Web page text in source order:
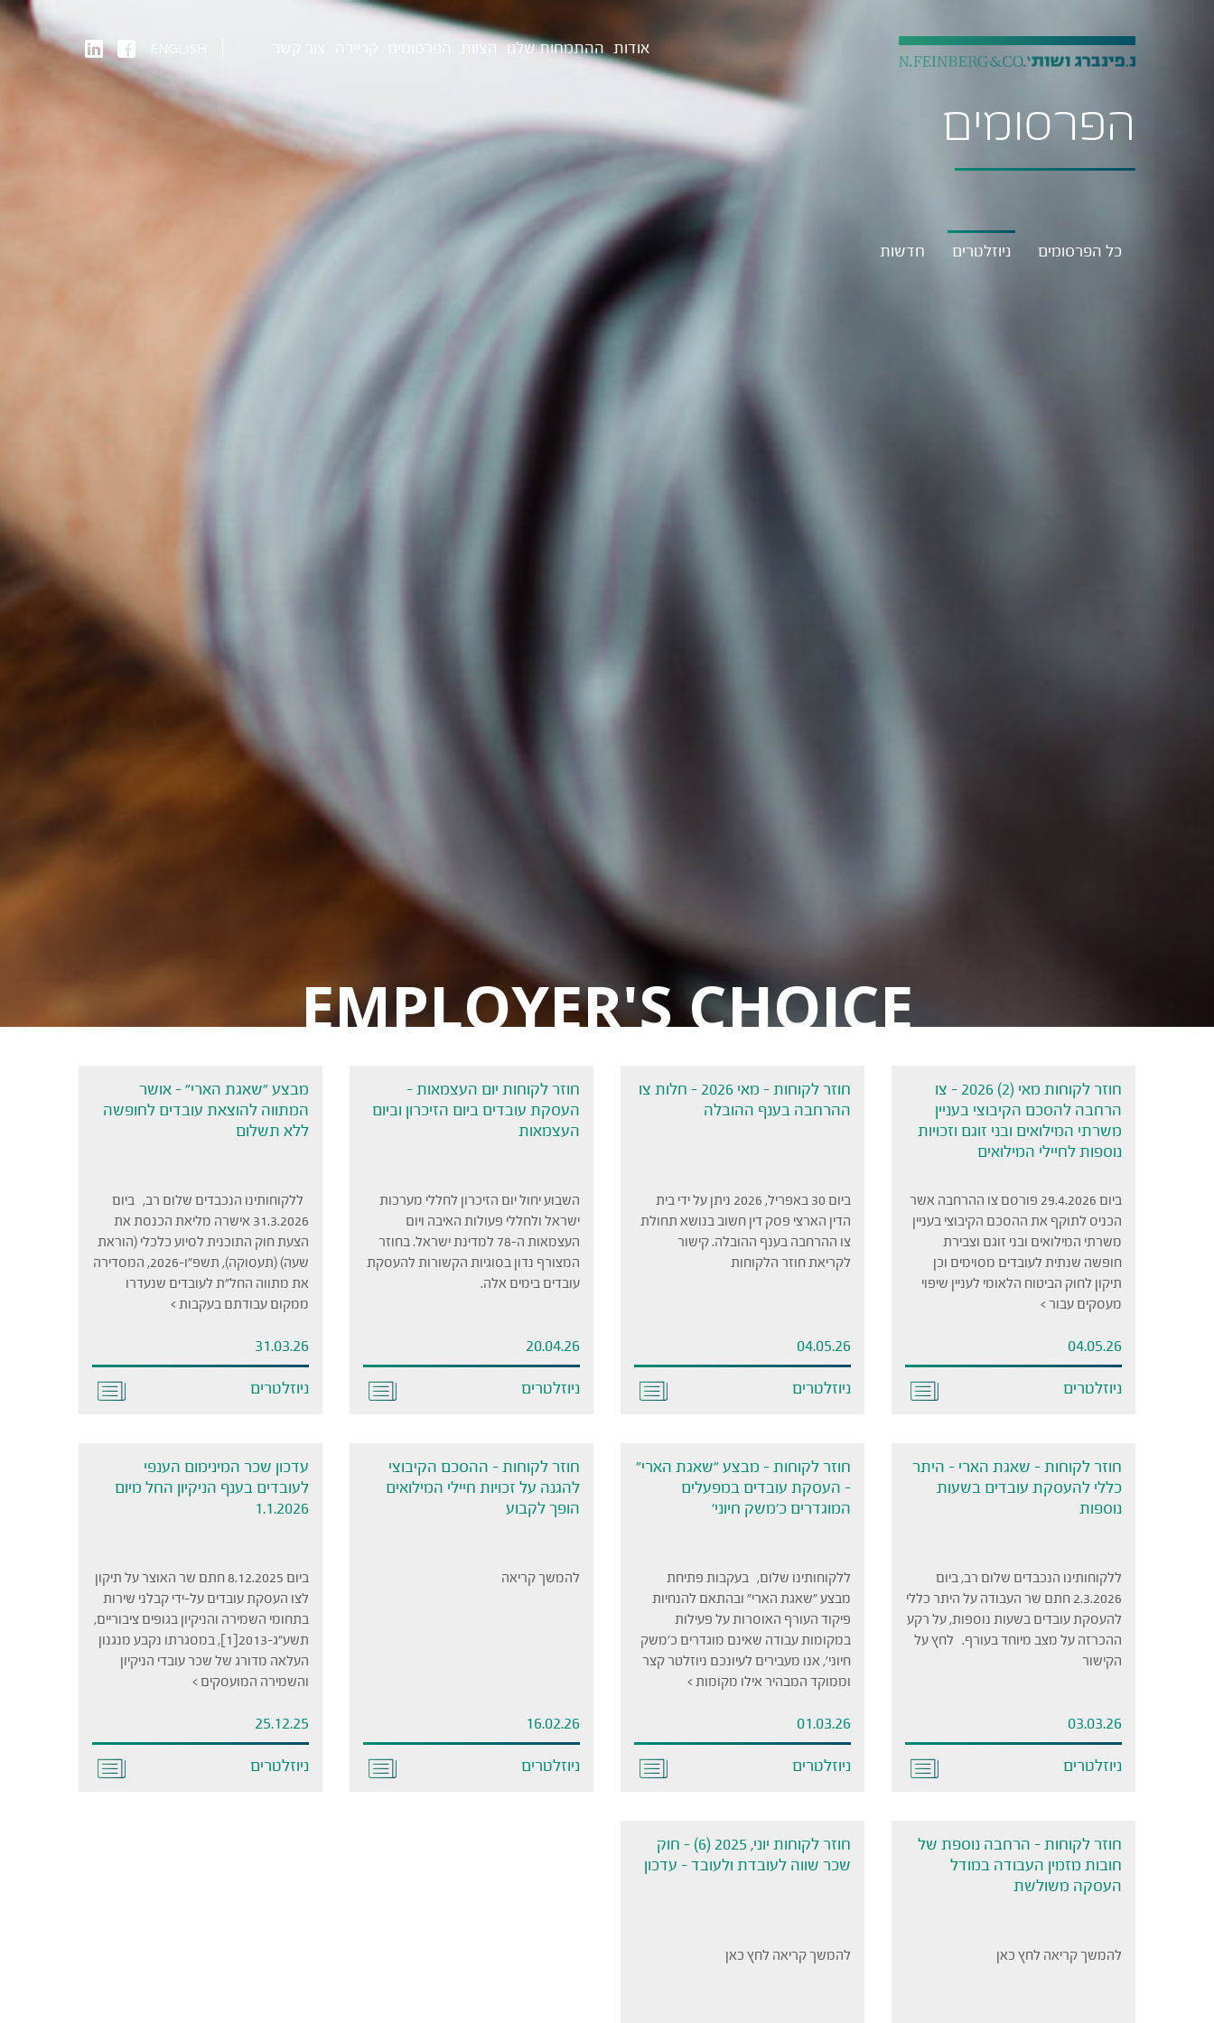
אודות ההתמחות שלנו הצוות ENGLISH
הפרסומים
כל הפרסומים ניוזלטרים חדשות
EMPLOYER'S CHOICE
חוזר לקוחות מאי (2) 2026 – צו
הרחבה להסכם הקיבוצי בעניין
משרתי המילואים ובני זוגם וזכויות
נוספות לחיילי המילואים
ביום 29.4.2026 פורסם צו ההרחבה אשר
הכניס לתוקף את ההסכם הקיבוצי בעניין
משרתי המילואים ובני זוגם וצבירת
חופשה שנתית לעובדים מסוימים וכן
תיקון לחוק הביטוח הלאומי לעניין שיפוי
מעסקים עבור >
04.05.26
ניוזלטרים
חוזר לקוחות – מאי 2026 – חלות צו
ההרחבה בענף ההובלה
ביום 30 באפריל, 2026 ניתן על ידי בית
הדין הארצי פסק דין חשוב בנושא תחולת
צו ההרחבה בענף ההובלה. קישור
לקריאת חוזר הלקוחות
04.05.26
ניוזלטרים
חוזר לקוחות יום העצמאות –
העסקת עובדים ביום הזיכרון וביום
העצמאות
השבוע יחול יום הזיכרון לחללי מערכות
ישראל ולחללי פעולות האיבה ויום
העצמאות ה-78 למדינת ישראל. בחוזר
המצורף נדון בסוגיות הקשורות להעסקת
עובדים בימים אלה.
20.04.26
ניוזלטרים
מבצע ״שאגת הארי״ – אושר
המתווה להוצאת עובדים לחופשה
ללא תשלום
ללקוחותינו הנכבדים שלום רב, ביום
31.3.2026 אישרה מליאת הכנסת את
הצעת חוק התוכנית לסיוע כלכלי (הוראת
שעה) (תעסוקה), תשפ"ו-2026, המסדירה
את מתווה החל"ת לעובדים שנעדרו
ממקום עבודתם בעקבות >
31.03.26
ניוזלטרים
חוזר לקוחות – שאגת הארי – היתר
כללי להעסקת עובדים בשעות
נוספות
ללקוחותינו הנכבדים שלום רב, ביום
2.3.2026 חתם שר העבודה על היתר כללי
להעסקת עובדים בשעות נוספות, על רקע
ההכרזה על מצב מיוחד בעורף. לחץ על
הקישור
03.03.26
ניוזלטרים
חוזר לקוחות – מבצע ״שאגת הארי״
– העסקת עובדים במפעלים
המוגדרים כ׳משק חיוני׳
ללקוחותינו שלום, בעקבות פתיחת
מבצע "שאגת הארי" ובהתאם להנחיות
פיקוד העורף האוסרות על פעילות
במקומות עבודה שאינם מוגדרים כ'משק
חיוני', אנו מעבירים לעיונכם ניוזלטר קצר
וממוקד המבהיר אילו מקומות >
01.03.26
ניוזלטרים
חוזר לקוחות – ההסכם הקיבוצי
להגנה על זכויות חיילי המילואים
הופך לקבוע
להמשך קריאה
16.02.26
ניוזלטרים
עדכון שכר המינימום הענפי
לעובדים בענף הניקיון החל מיום
1.1.2026
ביום 8.12.2025 חתם שר האוצר על תיקון
לצו העסקת עובדים על-ידי קבלני שירות
בתחומי השמירה והניקיון בגופים ציבוריים,
תשע"ג-2013[1], במסגרתו נקבע מנגנון
העלאה מדורג של שכר עובדי הניקיון
והשמירה המועסקים >
25.12.25
ניוזלטרים
חוזר לקוחות – הרחבה נוספת של
חובות מזמין העבודה במודל
העסקה משולשת
להמשך קריאה לחץ כאן
חוזר לקוחות יוני, 2025 (6) – חוק
שכר שווה לעובדת ולעובד – עדכון
להמשך קריאה לחץ כאן